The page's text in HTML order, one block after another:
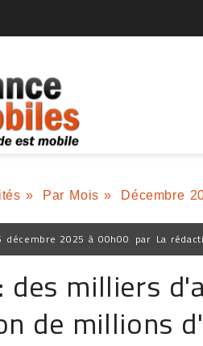
» Par Mois » Décembre
décembre 2025 à 00h00 par La
des milliers
de millions